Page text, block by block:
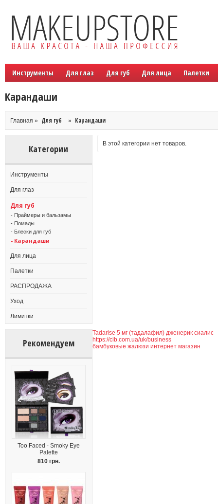
Инструменты Для глаз Для губ Для лица Палетки
Карандаши
Главная » Для губ » Карандаши
Категории
Инструменты
Для глаз
Для губ
- Праймеры и бальзамы
- Помады
- Блески для губ
- Карандаши
Для лица
Палетки
РАСПРОДАЖА
Уход
Лимитки
Рекомендуем
Too Faced - Smoky Eye
Palette
810 грн.
В этой категории нет товаров.
Tadarise 5 мг (тадалафил) дженерик сиалис
https://cib.com.ua/uk/business
бамбуковые жалюзи интернет магазин